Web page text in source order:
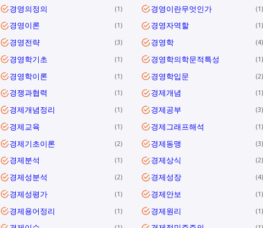
경영의정의 1 경영이란무엇인가 1
경영이론 1 경영자역할 1
경영전략 3 경영학 4
경영학기초 1 경영학의학문적특성 1
경영학이론 1 경영학입문 2
경쟁과협력 1 경제개념 1
경제개념정리 1 경제공부 3
경제교육 1 경제그래프해석 1
경제기초이론 2 경제동맹 3
경제분석 1 경제상식 2
경제성분석 2 경제성장 4
경제성평가 1 경제안보 1
경제용어정리 1 경제원리 1